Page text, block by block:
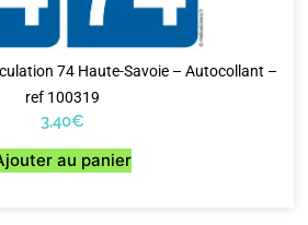
74 Haute-Savoie – Autocollant –
ref 100319
3,40€
au panier